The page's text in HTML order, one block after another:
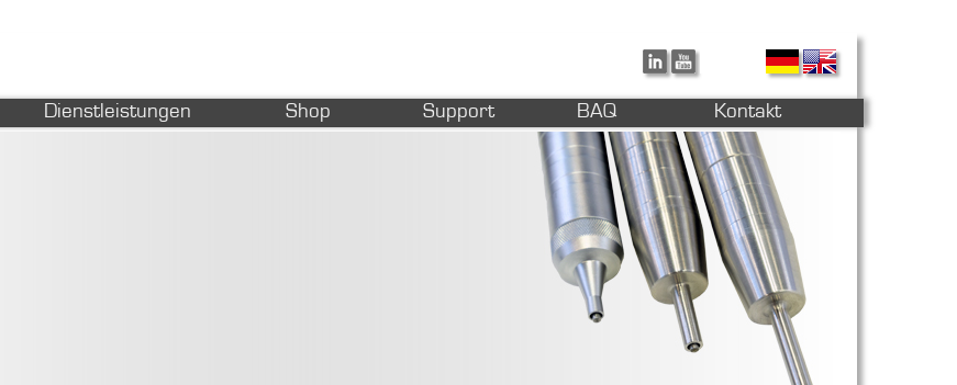
Dienstleistungen Shop Support BAQ Kontakt